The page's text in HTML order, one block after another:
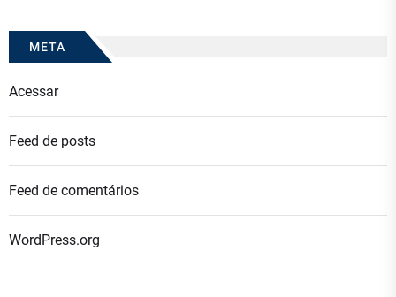
META
Acessar
Feed de posts
Feed de comentários
WordPress.org